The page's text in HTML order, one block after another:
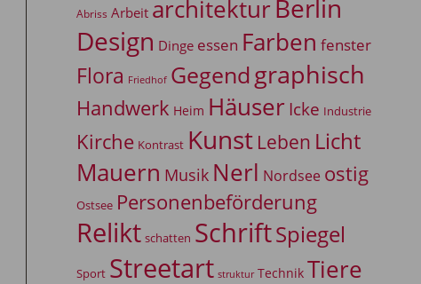
Abriss Arbeit architekturBerlin
Design Dinge essen Farben fenster
Flora Friedhof Gegendgraphisch
Handwerk Heim Häuser Icke Industrie
Kirche Kontrast Kunst Leben Licht
Mauern Musik Nerl Nordsee ostig
Ostsee Personenbeförderung
Relikt schatten SchriftSpiegel
Sport Streetart struktur Technik Tiere